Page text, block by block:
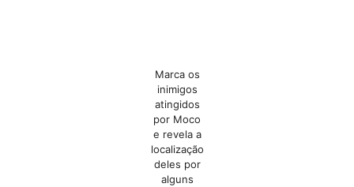
Marca os
inimigos
atingidos
por Moco
e revela a
localização
deles por
alguns